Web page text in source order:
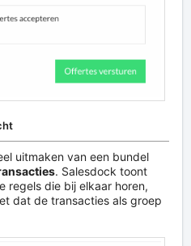
uitmaken van een bundel
. Salesdock toont
regels die bij elkaar horen,
dat de transacties als groep